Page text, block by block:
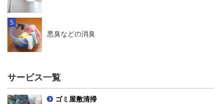
悪臭などの消臭
サービス一覧
ゴミ屋敷清掃